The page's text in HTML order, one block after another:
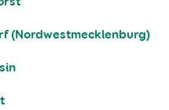
(Nordwestmecklenburg)